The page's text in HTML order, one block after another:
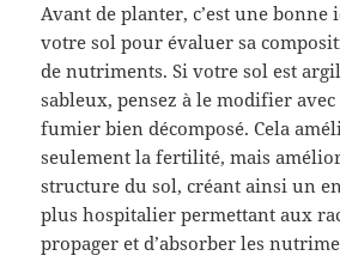
Avant de planter, c’est une bonne
votre sol pour évaluer sa
de nutriments. Si votre sol est
sableux, pensez à le modifier
fumier bien décomposé. Cela
seulement la fertilité, mais
structure du sol, créant ainsi un
plus hospitalier permettant aux
propager et d’absorber les